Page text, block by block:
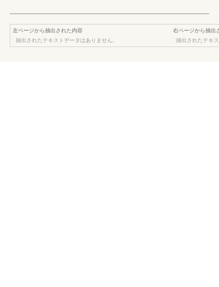
左ページから抽出された内容
抽出されたテキストデータはありません。
右ページから抽出
抽出されたテキ